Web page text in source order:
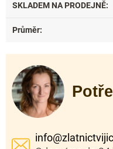
SKLADEM NA PRODEJNĚ:
Průměr:
info@